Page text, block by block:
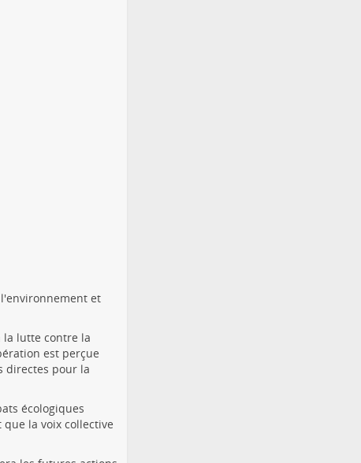
et
la lutte contre la
est perçue
directes pour la
écologiques
la voix collective